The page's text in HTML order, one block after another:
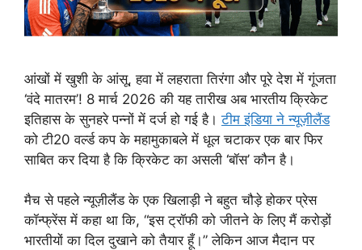
आंखों में खुशी के आंसू, हवा में लहराता तिरंगा और पूरे देश में गूंजता
‘वंदे मातरम’! 8 मार्च 2026 की यह तारीख अब भारतीय क्रिकेट
इतिहास के सुनहरे पन्नों में दर्ज हो गई है।टीम इंडिया ने न्यूज़ीलैंड
को टी20 वर्ल्ड कप के महामुकाबले में धूल चटाकर एक बार फिर
साबित कर दिया है कि क्रिकेट का असली ‘बॉस’ कौन है।
मैच से पहले न्यूज़ीलैंड के एक खिलाड़ी ने बहुत चौड़े होकर प्रेस
कॉन्फ्रेंस में कहा था कि, “इस ट्रॉफी को जीतने के लिए मैं करोड़ों
भारतीयों का दिल दुखाने को तैयार हूँ।” लेकिन आज मैदान पर